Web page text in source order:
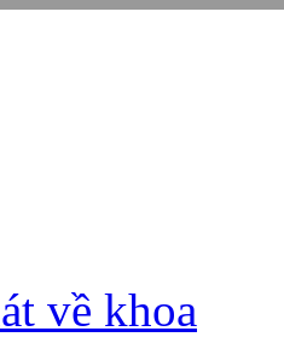
về khoa